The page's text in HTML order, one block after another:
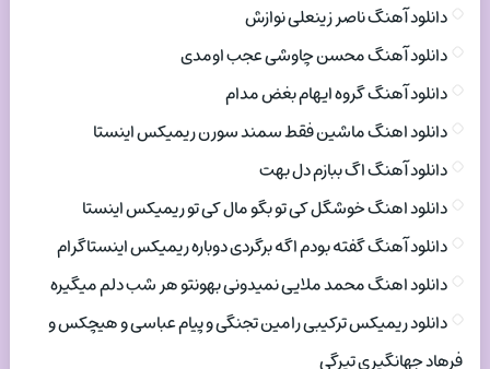
دانلود آهنگ ناصر زینعلی نوازش
دانلود آهنگ محسن چاوشی عجب اومدی
دانلود آهنگ گروه ایهام بغض مدام
دانلود اهنگ ماشین فقط سمند سورن ریمیکس اینستا
دانلود آهنگ اگ ببازم دل بهت
دانلود اهنگ خوشگل کی تو بگو مال کی تو ریمیکس اینستا
دانلود آهنگ گفته بودم اگه برگردی دوباره ریمیکس اینستاگرام
دانلود اهنگ محمد ملایی نمیدونی بهونتو هر شب دلم میگیره
دانلود ریمیکس ترکیبی رامین تجنگی و پیام عباسی و هیچکس و
فرهاد جهانگیری تیرگی